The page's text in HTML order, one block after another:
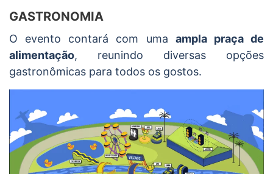
GASTRONOMIA
O evento contará com uma ampla praça de
alimentação, reunindo diversas opções
gastronômicas para todos os gostos.